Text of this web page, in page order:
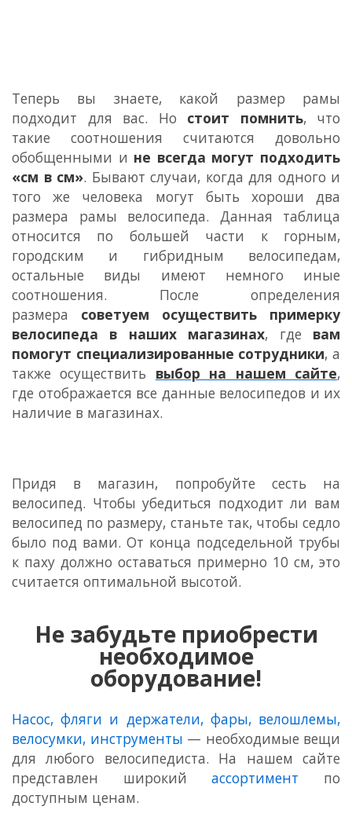
Теперь вы знаете, какой размер рамы
подходит для вас. Но стоит помнить, что
такие соотношения считаются довольно
обобщенными и не всегда могут подходить
«см в см». Бывают случаи, когда для одного и
того же человека могут быть хороши два
размера рамы велосипеда. Данная таблица
относится по большей части к горным,
городским и гибридным велосипедам,
остальные виды имеют немного иные
соотношения. После определения
размера советуем осуществить примерку
велосипеда в наших магазинах, где вам
помогут специализированные сотрудники, а
также осуществить выбор на нашем сайте,
где отображается все данные велосипедов и их
наличие в магазинах.
Придя в магазин, попробуйте сесть на
велосипед. Чтобы убедиться подходит ли вам
велосипед по размеру, станьте так, чтобы седло
было под вами. От конца подседельной трубы
к паху должно оставаться примерно 10 см, это
считается оптимальной высотой.
Не забудьте приобрести
необходимое
оборудование!
Насос, фляги и держатели, фары, велошлемы,
велосумки, инструменты — необходимые вещи
для любого велосипедиста. На нашем сайте
представлен широкийассортимент по
доступным ценам.